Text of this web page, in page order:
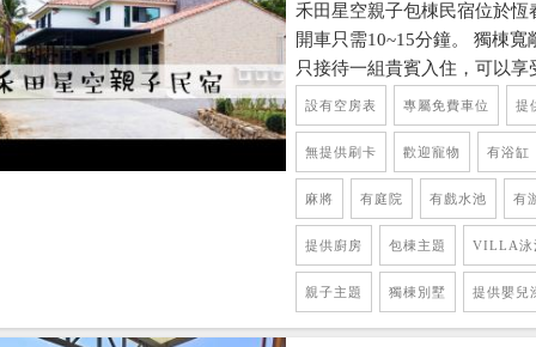
禾田星空親子包棟民宿位於
開車只需10~15分鐘。 獨棟
只接待一組貴賓入住，可以
寬敞，設備俱全，提供KTV
池、烤肉區，真的是貴賓級
份客房提供浴缸設備，出遊
闆細心準備周全，讓旅客入住
設有空房表 專屬免費車位 提
無提供刷卡 歡迎寵物 有浴缸
麻將 有庭院 有戲水池 有
提供廚房 包棟主題 VILLA泳
親子主題 獨棟別墅 提供嬰兒